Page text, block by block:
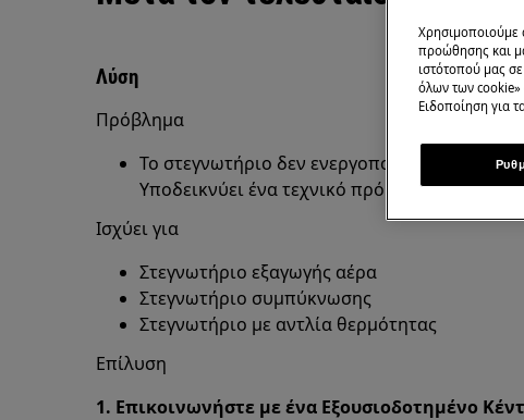
Λύση
Πρόβλημα
Το στεγνωτήριο δεν ενεργοποιείται μετά
Υποδεικνύει ένα τεχνικό πρόβλημα με τη
Ισχύει για
Στεγνωτήριο εξαγωγής αέρα
Στεγνωτήριο συμπύκνωσης
Στεγνωτήριο με αντλία θερμότητας
Επίλυση
1. Επικοινωνήστε με ένα Εξουσιοδοτημένο
Χρησιμοποιούμε
προώθησης και
ιστότοπού μας
όλων των cookie»
Ειδοποίηση για